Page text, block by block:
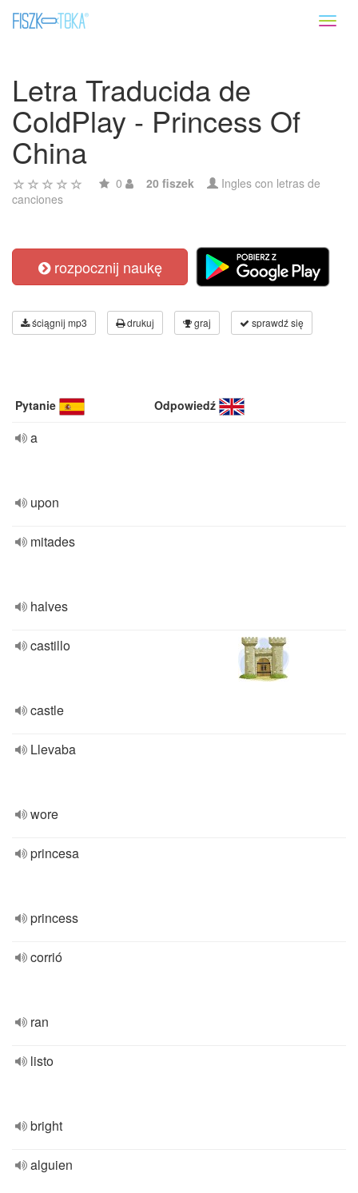
Letra Traducida de
ColdPlay - Princess Of
China
0 20 fiszek
Ingles con letras de
canciones
rozpocznij naukę
ściągnij mp3 drukuj graj sprawdź się
Pytanie Odpowiedź
a
upon
mitades
halves
castillo
castle
Llevaba
wore
princesa
princess
corrió
ran
listo
bright
alguien